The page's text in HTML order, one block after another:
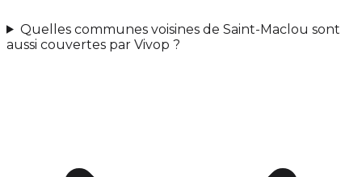
Quelles communes voisines de Saint-Maclou sont
aussi couvertes par Vivop ?